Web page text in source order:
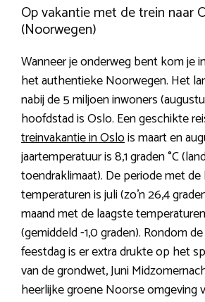
Op vakantie met de trein naar
(Noorwegen)
Wanneer je onderweg bent kom je
het authentieke Noorwegen. Het
nabij de 5 miljoen inwoners
hoofdstad is Oslo. Een geschikte
treinvakantie in Oslois maart en
jaartemperatuur is 8,1 graden °C
toendraklimaat). De periode met
temperaturen is juli (zo’n 26,4
maand met de laagste
(gemiddeld -1,0 graden). Rondom
feestdag is er extra drukte op het
van de grondwet, Juni
heerlijke groene Noorse omgeving